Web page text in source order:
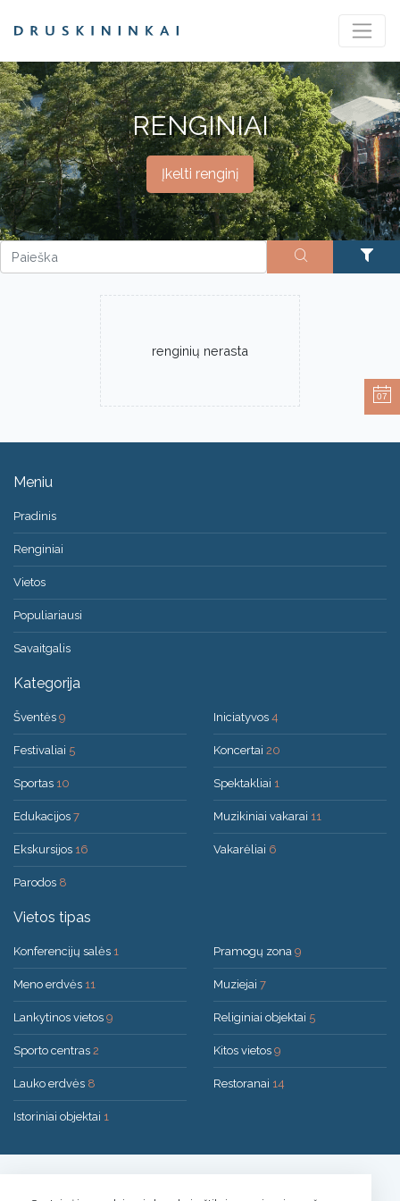
RENGINIAI
Įkelti renginį
renginių nerasta
Meniu
Pradinis
Renginiai
Vietos
Populiariausi
Savaitgalis
Kategorija
Šventės 9
Festivaliai 5
Sportas 10
Edukacijos 7
Ekskursijos 16
Parodos 8
Iniciatyvos 4
Koncertai 20
Spektakliai 1
Muzikiniai vakarai 11
Vakarėliai 6
Vietos tipas
Konferencijų salės 1
Meno erdvės 11
Lankytinos vietos 9
Sporto centras 2
Lauko erdvės 8
Istoriniai objektai 1
Pramogų zona 9
Muziejai 7
Religiniai objektai 5
Kitos vietos 9
Restoranai 14
07